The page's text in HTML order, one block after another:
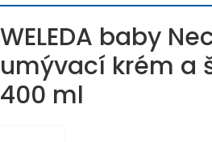
WELEDA baby
umývací krém a
400 ml